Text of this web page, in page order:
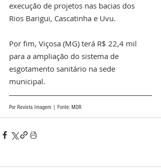
execução de projetos nas bacias dos
Rios Barigui, Cascatinha e Uvu.
Por fim, Viçosa (MG) terá R$ 22,4 mil
para a ampliação do sistema de
esgotamento sanitário na sede
municipal.
Por Revista Imagem | Fonte: MDR